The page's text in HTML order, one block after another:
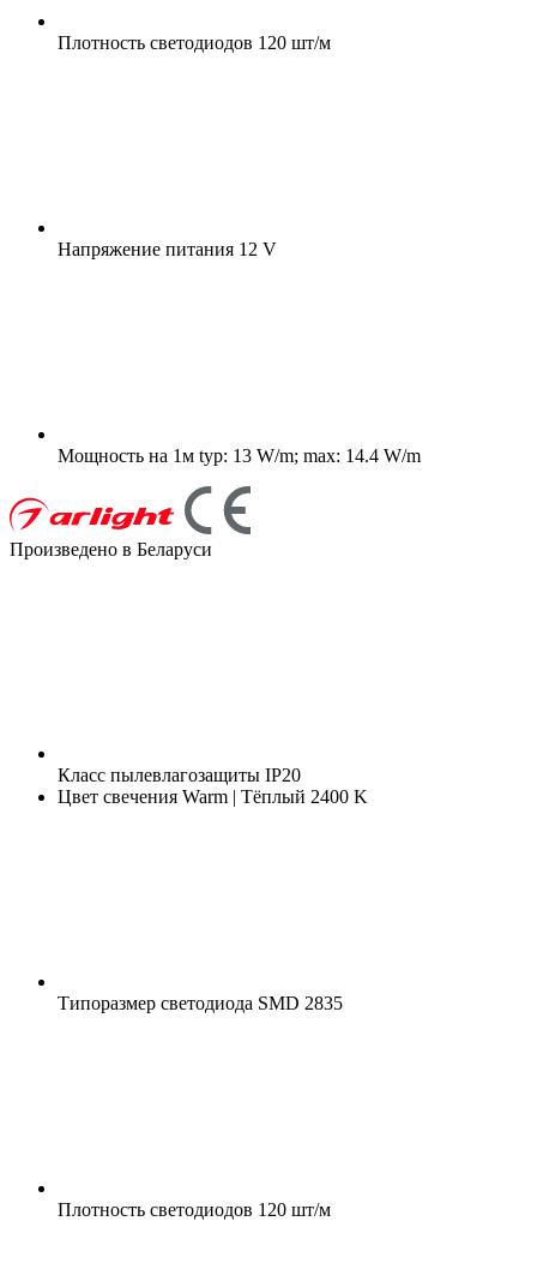
Плотность светодиодов 120 шт/м
Напряжение питания 12 V
Мощность на 1м typ: 13 W/m; max: 14.4 W/m
Произведено в Беларуси
Класс пылевлагозащиты IP20
Цвет свечения Warm | Тёплый 2400 K
Типоразмер светодиода SMD 2835
Плотность светодиодов 120 шт/м